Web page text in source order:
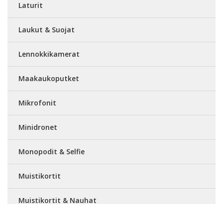
Laturit
Laukut & Suojat
Lennokkikamerat
Maakaukoputket
Mikrofonit
Minidronet
Monopodit & Selfie
Muistikortit
Muistikortit & Nauhat